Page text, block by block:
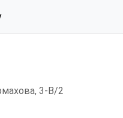
3-B/2